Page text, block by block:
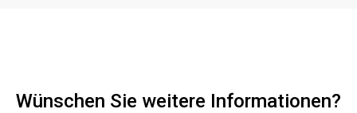
Fahrersitz elektrisch verstellbar
Wünschen Sie weitere Informationen?